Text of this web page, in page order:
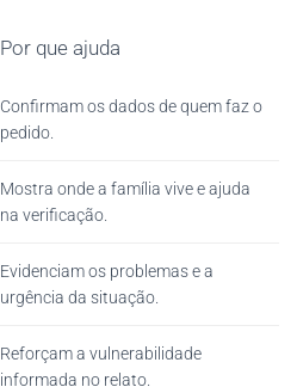
Por que ajuda
Confirmam os dados de quem faz o
pedido.
Mostra onde a família vive e ajuda
na verificação.
Evidenciam os problemas e a
urgência da situação.
Reforçam a vulnerabilidade
informada no relato.